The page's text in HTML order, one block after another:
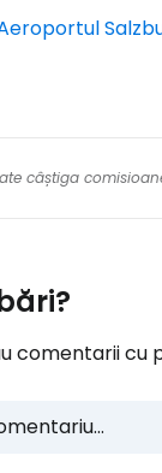
câștiga
comentarii cu